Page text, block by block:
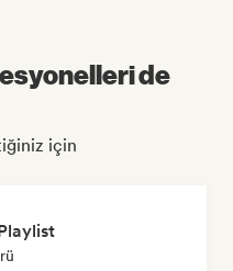
de
için